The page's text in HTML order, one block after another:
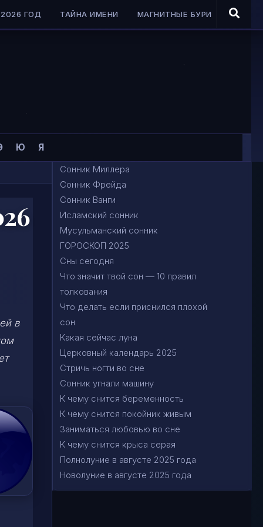
ГОД ТАЙНА ИМЕНИ МАГНИТНЫЕ БУРИ
Ю Я
в
Сонник Миллера
Сонник Фрейда
Сонник Ванги
Исламский сонник
Мусульманский сонник
ГОРОСКОП 2025
Сны сегодня
Что значит твой сон — 10 правил
толкования
Что делать если приснился плохой
сон
Какая сейчас луна
Церковный календарь 2025
Стричь ногти во сне
Сонник угнали машину
К чему снится беременность
К чему снится покойник живым
Заниматься любовью во сне
К чему снится крыса серая
Полнолуние в августе 2025 года
Новолуние в августе 2025 года